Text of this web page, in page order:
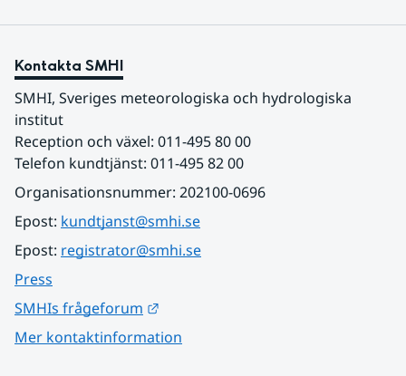
Kontakta SMHI
SMHI, Sveriges meteorologiska och hydrologiska
institut
Reception och växel: 011-495 80 00
Telefon kundtjänst: 011-495 82 00
Organisationsnummer: 202100-0696
Epost: kundtjanst@smhi.se
Epost: registrator@smhi.se
Press
SMHIs frågeforum
Mer kontaktinformation